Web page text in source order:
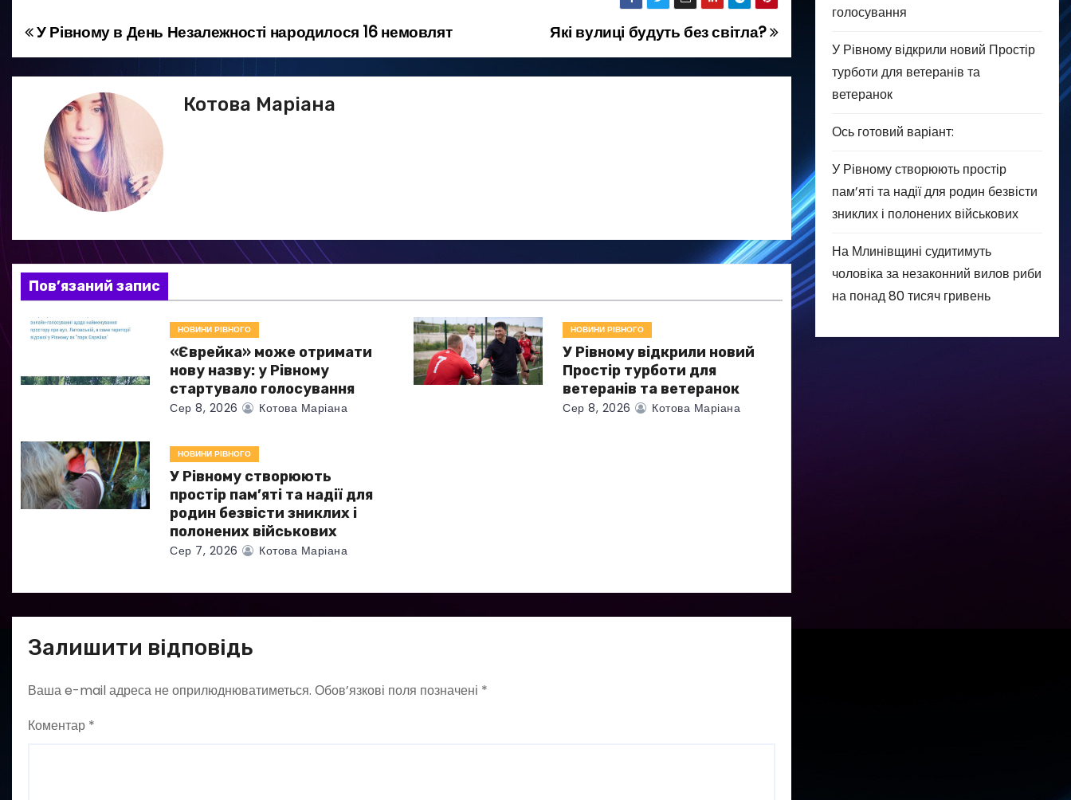
Н
а
ц
і
я
з
а
и
с
і
Які вулиці будуть без світла?
У Рівному в День Незалежності народилося 16 немовлят
Котова Маріана
Пов’язаний запис
НОВИНИ РІВНОГО
«Єврейка» може отримати
нову назву: у Рівному
стартувало голосування
Сер 8, 2026 Котова Маріана
НОВИНИ РІВНОГО
У Рівному відкрили новий
Простір турботи для
ветеранів та ветеранок
Сер 8, 2026 Котова Маріана
НОВИНИ РІВНОГО
У Рівному створюють
простір пам’яті та надії для
родин безвісти зниклих і
полонених військових
Сер 7, 2026 Котова Маріана
Залишити відповідь
Ваша e-mail адреса не оприлюднюватиметься. Обов’язкові поля позначені *
Коментар *
голосування
У Рівному відкрили новий Простір
турботи для ветеранів та
ветеранок
Ось готовий варіант:
У Рівному створюють простір
пам’яті та надії для родин безвісти
зниклих і полонених військових
На Млинівщині судитимуть
чоловіка за незаконний вилов риби
на понад 80 тисяч гривень